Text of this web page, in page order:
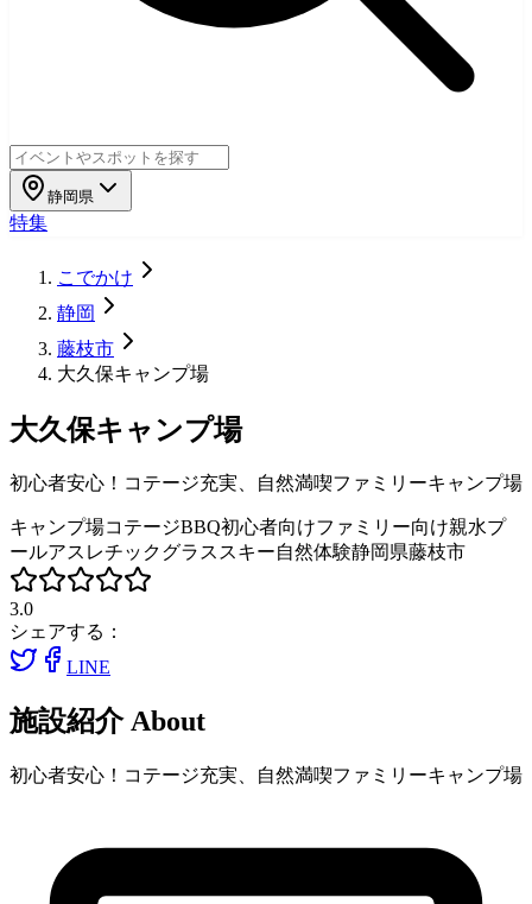
静岡県
特集
こでかけ
静岡
藤枝市
大久保キャンプ場
大久保キャンプ場
初心者安心！コテージ充実、自然満喫ファミリーキャンプ場
キャンプ場コテージBBQ初心者向けファミリー向け親水プ
ールアスレチックグラススキー自然体験静岡県藤枝市
3.0
シェアする：
LINE
施設紹介 About
初心者安心！コテージ充実、自然満喫ファミリーキャンプ場